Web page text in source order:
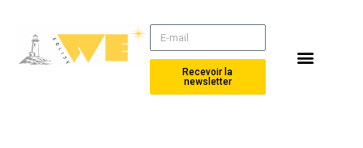
Recevoir la
newsletter